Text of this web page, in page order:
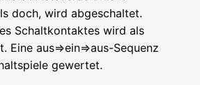
doch, wird abgeschaltet.
Schaltkontaktes wird als
Eine aus=>ein=>aus-Sequenz
gewertet.